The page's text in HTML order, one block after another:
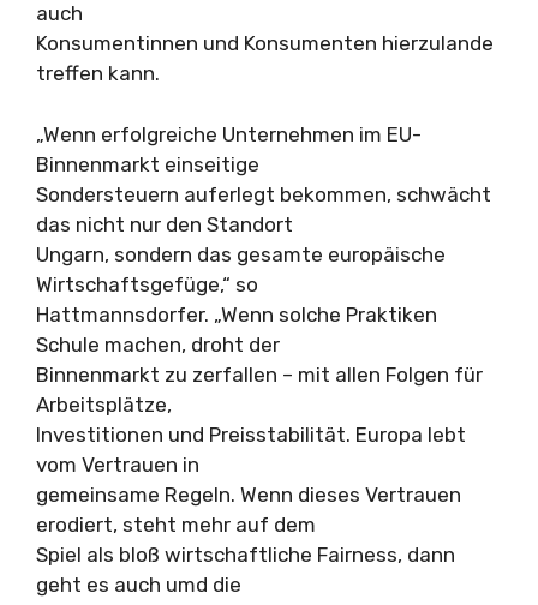
auch
Konsumentinnen und Konsumenten hierzulande
treffen kann.
„Wenn erfolgreiche Unternehmen im EU-
Binnenmarkt einseitige
Sondersteuern auferlegt bekommen, schwächt
das nicht nur den Standort
Ungarn, sondern das gesamte europäische
Wirtschaftsgefüge,“ so
Hattmannsdorfer. „Wenn solche Praktiken
Schule machen, droht der
Binnenmarkt zu zerfallen – mit allen Folgen für
Arbeitsplätze,
Investitionen und Preisstabilität. Europa lebt
vom Vertrauen in
gemeinsame Regeln. Wenn dieses Vertrauen
erodiert, steht mehr auf dem
Spiel als bloß wirtschaftliche Fairness, dann
geht es auch umd die